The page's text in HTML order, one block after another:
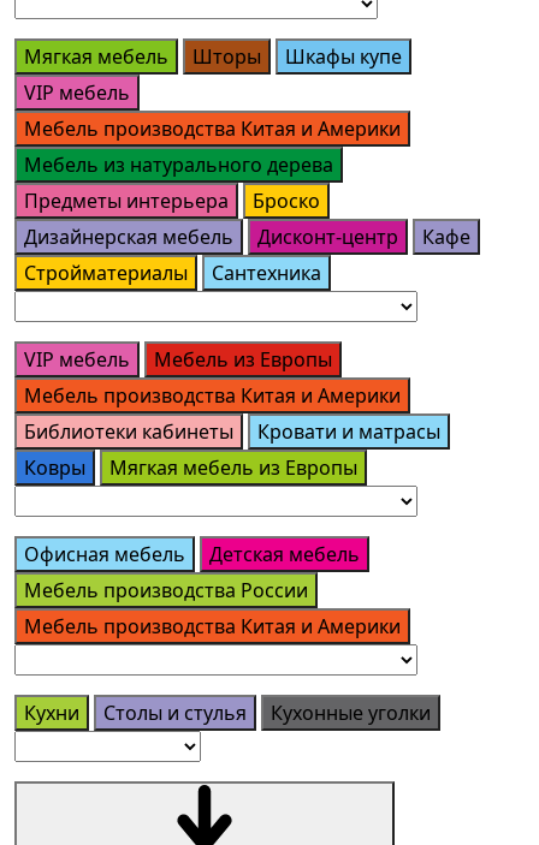
Мягкая мебель Шторы
Шкафы купе
VIP мебель
Мебель производства Китая и Америки
Мебель из натурального дерева
Предметы интерьера
Броско
Дизайнерская мебель
Дисконт-центр
Кафе
Стройматериалы
Сантехника
VIP мебель
Мебель из Европы
Мебель производства Китая и Америки
Библиотеки кабинеты
Кровати и матрасы
Ковры
Мягкая мебель из Европы
Офисная мебель
Детская мебель
Мебель производства России
Мебель производства Китая и Америки
Кухни Столы и стулья Кухонные уголки